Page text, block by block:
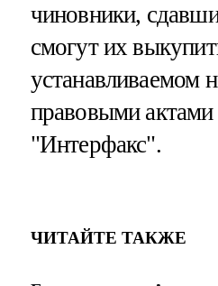
чиновники,
смогут их
устанавливаемом
правовыми
"Интерфакс".
ЧИТАЙТЕ ТАКЖЕ